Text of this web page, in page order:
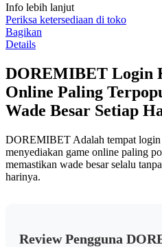
rating
rata-
rata.
Read
13
Tautan
halaman
yang
sama.
Info lebih lanjut
Periksa ketersediaan di toko
Bagikan
Details
DOREMIBET Login
Online Paling
Wade Besar Setiap
DOREMIBET Adalah tempat login
menyediakan game online paling
memastikan wade besar selalu
harinya.
Review Pengguna